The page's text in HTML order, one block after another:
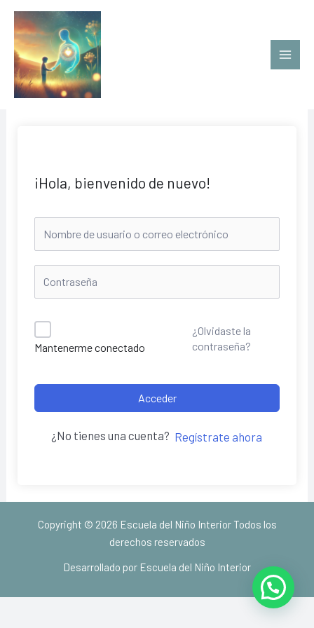
contenido
¡Hola, bienvenido de nuevo!
Mantenerme conectado
¿Olvidaste la
contraseña?
Acceder
¿No tienes una cuenta? Regístrate ahora
Copyright © 2026 Escuela del Niño Interior Todos los
derechos reservados
Desarrollado por Escuela del Niño Interior